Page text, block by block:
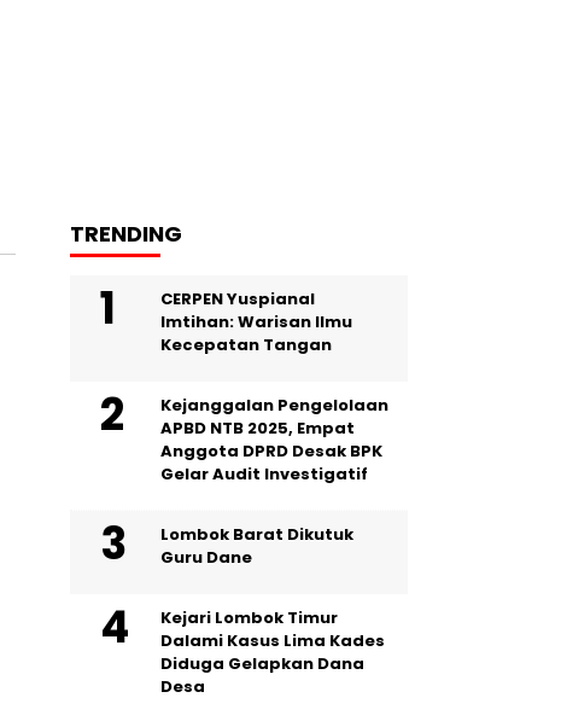
TRENDING
CERPEN Yuspianal
Imtihan: Warisan Ilmu
Kecepatan Tangan
Kejanggalan Pengelolaan
APBD NTB 2025, Empat
Anggota DPRD Desak BPK
Gelar Audit Investigatif
Lombok Barat Dikutuk
Guru Dane
Kejari Lombok Timur
Dalami Kasus Lima Kades
Diduga Gelapkan Dana
Desa